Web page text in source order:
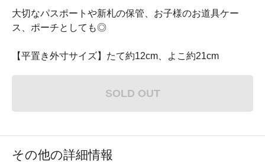
大切なパスポートや新札の保管、お子様のお道具ケー
ス、ポーチとしても◎
【平置き外寸サイズ】たて約12cm、よこ約21cm
SOLD OUT
その他の詳細情報